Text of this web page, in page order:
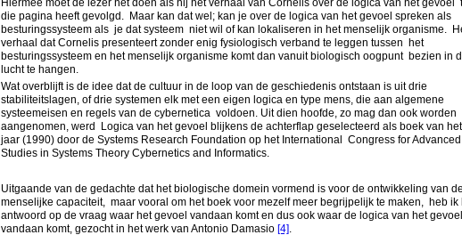
die pagina heeft gevolgd. Maar kan dat wel; kan je over de logica van het gevoel spreken als
besturingssysteem als je dat systeem niet wil of kan lokaliseren in het menselijk organisme.
verhaal dat Cornelis presenteert zonder enig fysiologisch verband te leggen tussen het
besturingssysteem en het menselijk organisme komt dan vanuit biologisch oogpunt bezien in
lucht te hangen.
Wat overblijft is de idee dat de cultuur in de loop van de geschiedenis ontstaan is uit drie
stabiliteitslagen, of drie systemen elk met een eigen logica en type mens, die aan algemene
systeemeisen en regels van de cybernetica voldoen. Uit dien hoofde, zo mag dan ook worden
aangenomen, werd Logica van het gevoel blijkens de achterflap geselecteerd als boek van het
jaar (1990) door de Systems Research Foundation op het International Congress for Advanced
Studies in Systems Theory Cybernetics and Informatics.
Uitgaande van de gedachte dat het biologische domein vormend is voor de ontwikkeling van de
menselijke capaciteit, maar vooral om het boek voor mezelf meer begrijpelijk te maken, heb ik
antwoord op de vraag waar het gevoel vandaan komt en dus ook waar de logica van het gevoel
vandaan komt, gezocht in het werk van Antonio Damasio [4].